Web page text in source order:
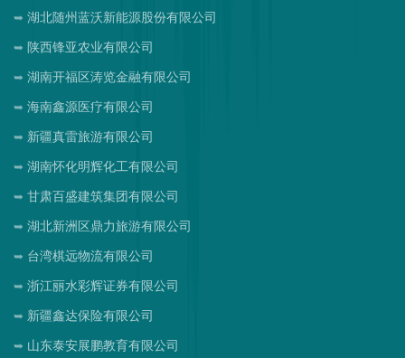
湖北随州蓝沃新能源股份有限公司
陕西锋亚农业有限公司
湖南开福区涛览金融有限公司
海南鑫源医疗有限公司
新疆真雷旅游有限公司
湖南怀化明辉化工有限公司
甘肃百盛建筑集团有限公司
湖北新洲区鼎力旅游有限公司
台湾棋远物流有限公司
浙江丽水彩辉证券有限公司
新疆鑫达保险有限公司
山东泰安展鹏教育有限公司